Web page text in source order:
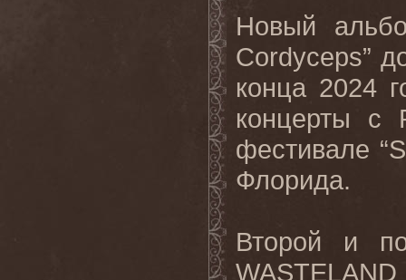
Новый
Cordyceps”
конца 2024
концерты с
фестивале “
Флорида.
Второй и